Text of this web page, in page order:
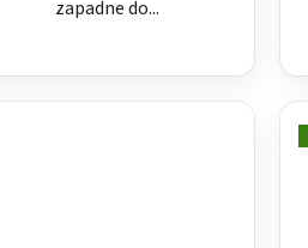
zapadne do...